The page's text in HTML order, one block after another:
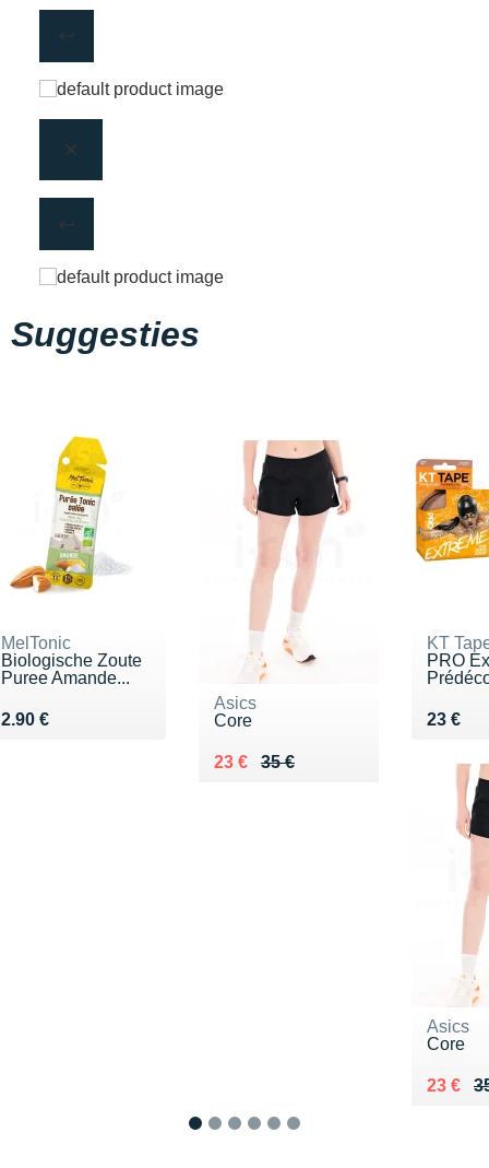
Suggesties
MelTonic
Biologische Zoute
Puree Amande...
2.90 €
Vendu 2.90 €
Asics
Core
35 €
Au lieu de 35 €
23 €
Vendu 23 €
KT
PRO
23 €
Vendu
Asics
Core
Au lieu
23 €
Vendu